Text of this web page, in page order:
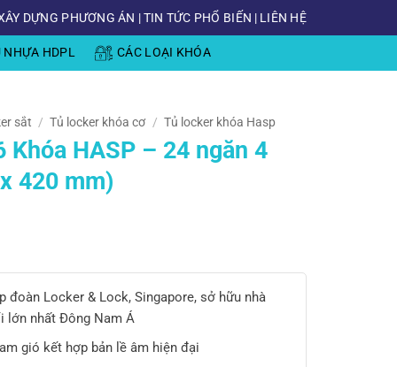
DỰNG PHƯƠNG ÁN |TIN TỨC PHỔ BIẾN | LIÊN HỆ
NHỰA HDPL CÁC LOẠI KHÓA
sắt / Tủ locker khóa cơ / Tủ locker khóa Hasp
HASP – 24 ngăn 4
420 mm)
đoàn Locker & Lock, Singapore, sở hữu nhà
lớn nhất Đông Nam Á
gió kết hợp bản lề âm hiện đại